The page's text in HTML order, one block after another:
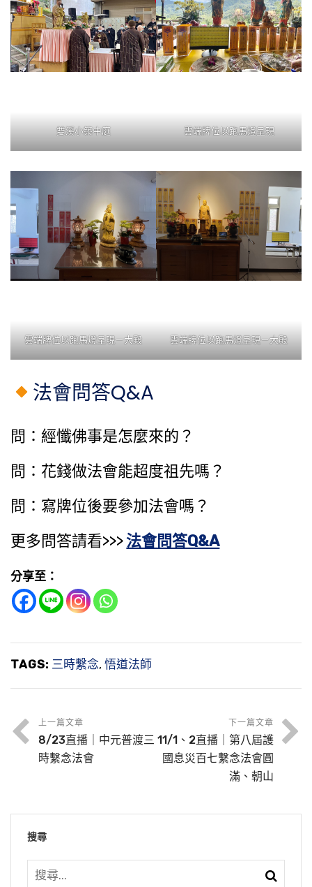
雙溪小築中庭 雲端牌位以跑馬燈呈現
雲端牌位以跑馬燈呈現－大殿 雲端牌位以跑馬燈呈現－大殿
法會問答Q&A
問：經懺佛事是怎麼來的？
問：花錢做法會能​超度祖先​嗎？
問：寫牌位後要參加法會嗎？
更多問答請看>>>法會問答Q&A
分享至：
TAGS: 三時繫念, 悟道法師
上一篇文章
8/23直播｜中元普渡三
時繫念法會
下一篇文章
11/1、2直播｜第八屆護
國息災百七繫念法會圓
滿、朝山
搜尋